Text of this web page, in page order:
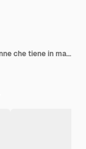
Bel ragazzo in una felice giornata delle donne che tiene in mano un bouquet con un orsacchiotto seduto sul divano in soggiorno